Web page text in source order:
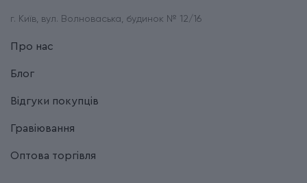
г. Київ, вул. Волноваська, будинок № 12/16
Про нас
Блог
Відгуки покупців
Гравіювання
Оптова торгівля